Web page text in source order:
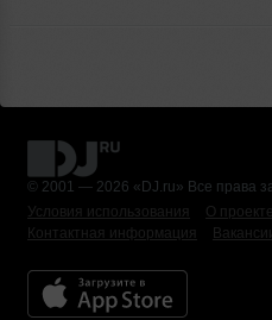
© 2001 — 2026 «DJ.ru» Все права
Условия использования
О проекте
Контактная информация